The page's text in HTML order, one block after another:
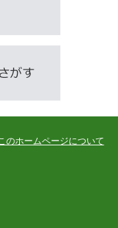
のホームページについて